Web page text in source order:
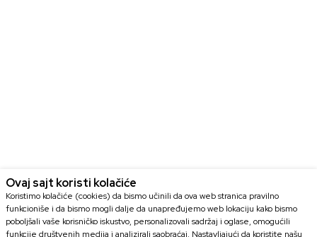
Ovaj sajt koristi kolačiće
Koristimo kolačiće (cookies) da bismo učinili da ova web stranica pravilno
funkcioniše i da bismo mogli dalje da unapređujemo web lokaciju kako bismo
poboljšali vaše korisničko iskustvo, personalizovali sadržaj i oglase, omogućili
funkcije društvenih medija i analizirali saobraćaj. Nastavljajući da koristite našu